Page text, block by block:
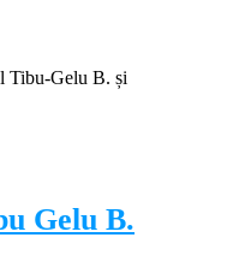
Tibu-Gelu B. și
Gelu B.